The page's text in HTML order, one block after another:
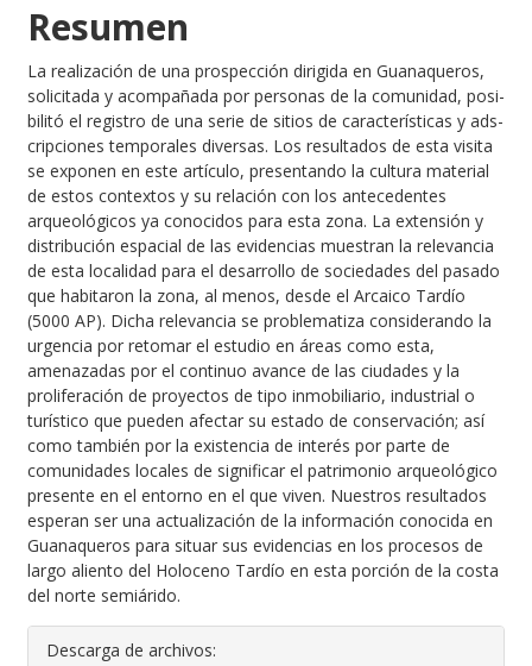
Resumen
La realización de una prospección dirigida en Guanaqueros,
solicitada y acompañada por personas de la comunidad, posi­
bilitó el registro de una serie de sitios de características y ads­
cripciones temporales diversas. Los resultados de esta visita
se exponen en este artículo, presentando la cultura material
de estos contextos y su relación con los antecedentes
arqueológi­cos ya conocidos para esta zona. La extensión y
distribución espacial de las evidencias muestran la relevancia
de esta locali­dad para el desarrollo de sociedades del pasado
que habitaron la zona, al menos, desde el Arcaico Tardío
(5000 AP). Dicha relevancia se problematiza considerando la
urgencia por retomar el estudio en áreas como esta,
amenazadas por el continuo avance de las ciudades y la
proliferación de proyectos de tipo inmobiliario, industrial o
turístico que pueden afectar su estado de conservación; así
como también por la existencia de interés por parte de
comunidades locales de significar el pa­trimonio arqueológico
presente en el entorno en el que viven. Nuestros resultados
esperan ser una actualización de la infor­mación conocida en
Guanaqueros para situar sus evidencias en los procesos de
largo aliento del Holoceno Tardío en esta porción de la costa
del norte semiárido.
Descarga de archivos: